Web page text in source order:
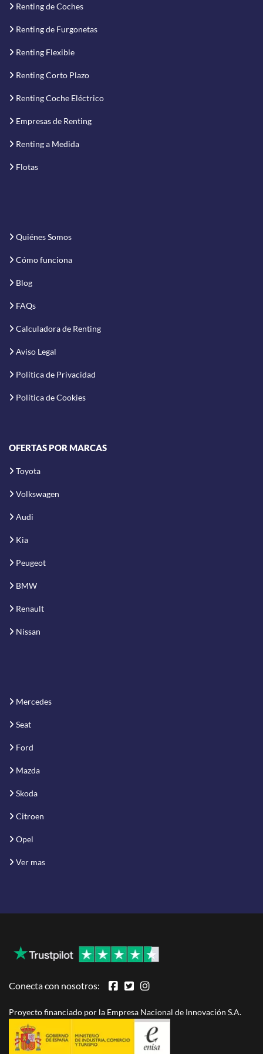
Renting de Coches
Renting de Furgonetas
Renting Flexible
Renting Corto Plazo
Renting Coche Eléctrico
Empresas de Renting
Renting a Medida
Flotas
Quiénes Somos
Cómo funciona
Blog
FAQs
Calculadora de Renting
Aviso Legal
Política de Privacidad
Política de Cookies
OFERTAS POR MARCAS
Toyota
Volkswagen
Audi
Kia
Peugeot
BMW
Renault
Nissan
Mercedes
Seat
Ford
Mazda
Skoda
Citroen
Opel
Ver mas
Conecta con nosotros:
Proyecto financiado por la Empresa Nacional de Innovación S.A.